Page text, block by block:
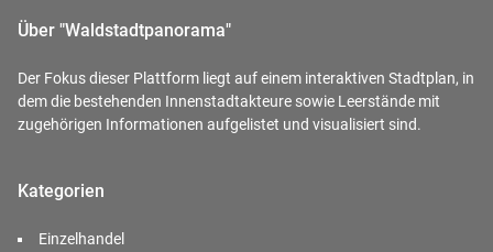
Über "Waldstadtpanorama"
Der Fokus dieser Plattform liegt auf einem interaktiven Stadtplan, in
dem die bestehenden Innenstadtakteure sowie Leerstände mit
zugehörigen Informationen aufgelistet und visualisiert sind.
Kategorien
Einzelhandel